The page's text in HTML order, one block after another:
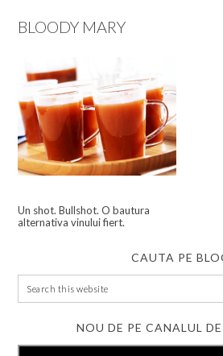
BLOODY MARY
Un shot. Bullshot. O bautura
alternativa vinului fiert.
CAUTA PE
NOU DE PE CANALUL